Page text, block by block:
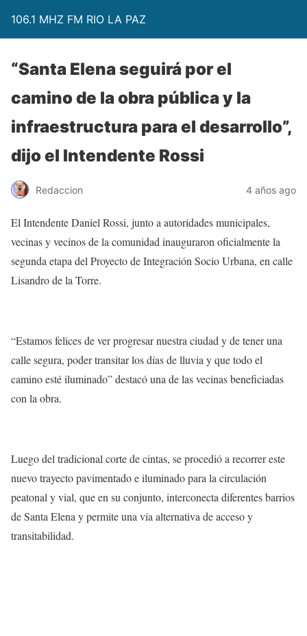
106.1 MHZ FM RIO LA PAZ
“Santa Elena seguirá por el
camino de la obra pública y la
infraestructura para el desarrollo”,
dijo el Intendente Rossi
Redaccion 4 años ago
El Intendente Daniel Rossi, junto a autoridades municipales,
vecinas y vecinos de la comunidad inauguraron oficialmente la
segunda etapa del Proyecto de Integración Socio Urbana, en calle
Lisandro de la Torre.
“Estamos felices de ver progresar nuestra ciudad y de tener una
calle segura, poder transitar los días de lluvia y que todo el
camino esté iluminado” destacó una de las vecinas beneficiadas
con la obra.
Luego del tradicional corte de cintas, se procedió a recorrer este
nuevo trayecto pavimentado e iluminado para la circulación
peatonal y vial, que en su conjunto, interconecta diferentes barrios
de Santa Elena y permite una vía alternativa de acceso y
transitabilidad.